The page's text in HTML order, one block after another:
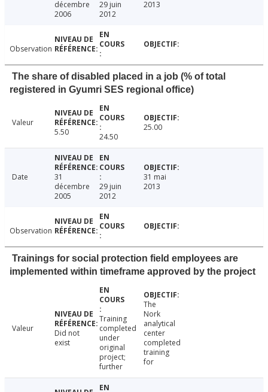
décembre
2006
29 juin
2012
2013
Observation
The share of disabled placed in a job (% of total
registered in Gyumri SES regional office)
Valeur
5.50
24.50
25.00
Date
31
décembre
2005
29 juin
2012
31 mai
2013
Observation
Trainings for social protection field employees are
implemented within timeframe approved by the project
Valeur
Did not
exist
Training
completed
under
original
project;
further
The
Nork
analytical
center
completed
training
for